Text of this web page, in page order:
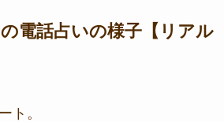
電話占いの様子【リアル
ト。